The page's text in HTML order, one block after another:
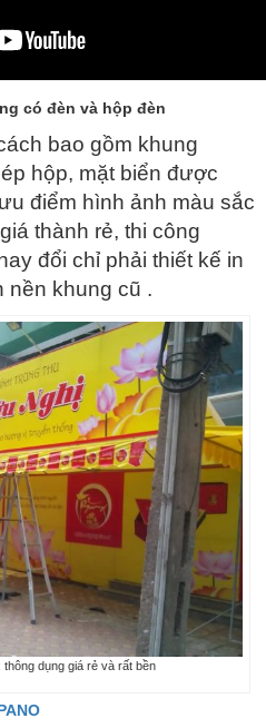
có đèn và hộp đèn
bao gồm khung
hộp, mặt biển được
điểm hình ảnh màu sắc
thành rẻ, thi công
đổi chỉ phải thiết kế in
nền khung cũ .
thông dụng giá rẻ và rất bền